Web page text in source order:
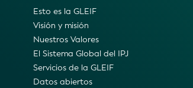
Esto es la GLEIF
Visión y misión
Nuestros Valores
El Sistema Global del IPJ
Servicios de la GLEIF
Datos abiertos